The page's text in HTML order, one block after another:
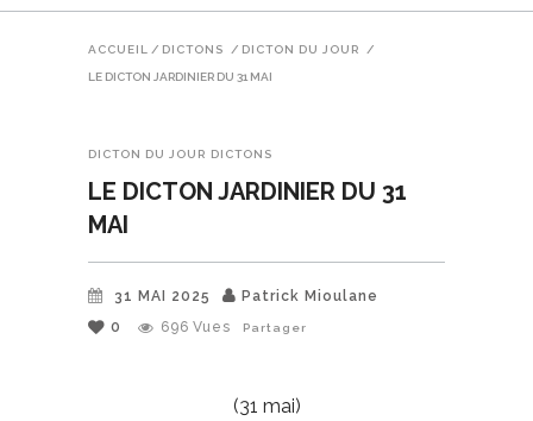
ACCUEIL / DICTONS / DICTON DU JOUR /
LE DICTON JARDINIER DU 31 MAI
DICTON DU JOUR DICTONS
LE DICTON JARDINIER DU 31
MAI
31 MAI 2025
Patrick Mioulane
0
696 Vues Partager
(31 mai)